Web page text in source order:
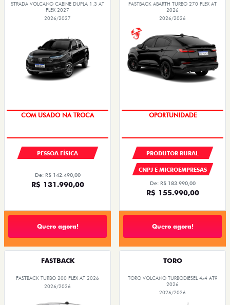
STRADA VOLCANO CABINE DUPLA 1.3 AT
FLEX 2027
2026/2027
COM USADO NA TROCA
PESSOA FÍSICA
De: R$ 142.490,00
R$ 131.990,00
Quero agora!
FASTBACK ABARTH TURBO 270 FLEX AT
2026
2026/2026
OPORTUNIDADE
PRODUTOR RURAL
CNPJ E MICROEMPRESAS
De: R$ 183.990,00
R$ 155.990,00
Quero agora!
FASTBACK
FASTBACK TURBO 200 FLEX AT 2026
2026/2026
TORO
TORO VOLCANO TURBODIESEL 4x4 AT9
2026
2026/2026